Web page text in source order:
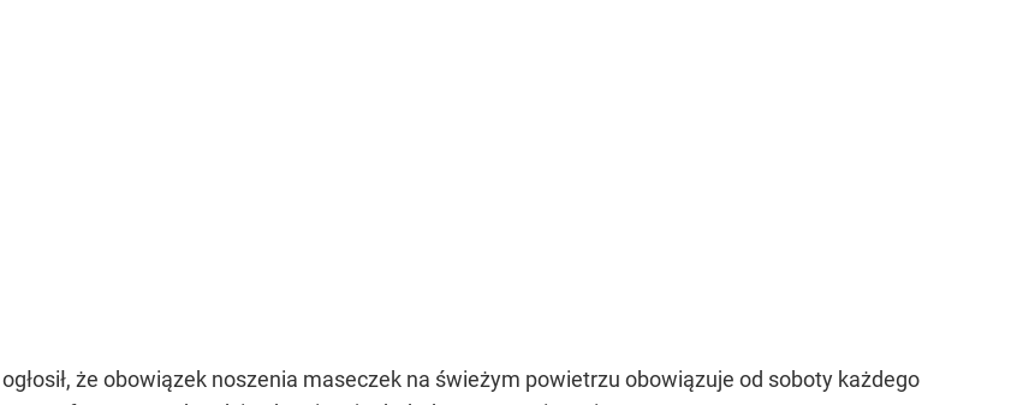
że obowiązek noszenia maseczek na świeżym powietrzu obowiązuje od soboty każdego